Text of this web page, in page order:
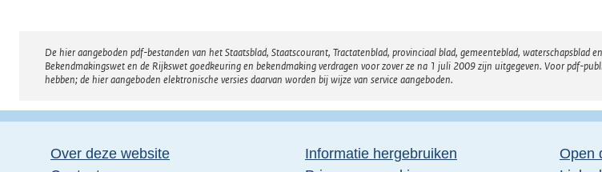
Disclaimer
De hier aangeboden pdf-bestanden van het Staatsblad, Staatscourant, Tractatenblad, provinciaal blad, gemeenteblad,
Bekendmakingswet en de Rijkswet goedkeuring en bekendmaking verdragen voor zover ze na 1 juli 2009 zijn uitgegeven. Voor pdf-
hebben; de hier aangeboden elektronische versies daarvan worden bij wijze van service aangeboden.
Over deze website
Informatie hergebruiken
Open